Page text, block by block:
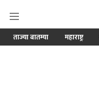
ताज्या बातम्या महाराष्ट्र